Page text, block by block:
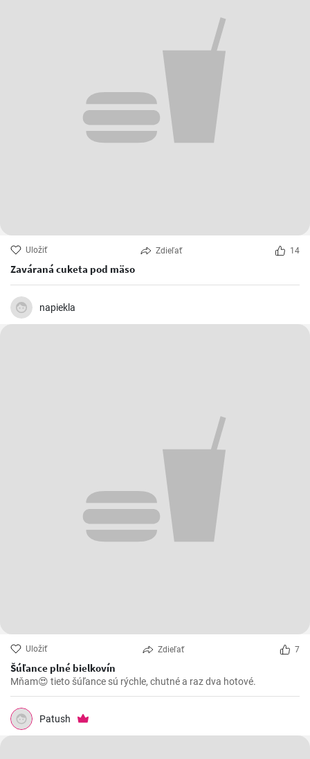
Uložiť Zdieľať 14
Zaváraná cuketa pod mäso
napiekla
Uložiť Zdieľať 7
Šúľance plné bielkovín
Mňam😍 tieto šúľance sú rýchle, chutné a raz dva hotové.
Patush